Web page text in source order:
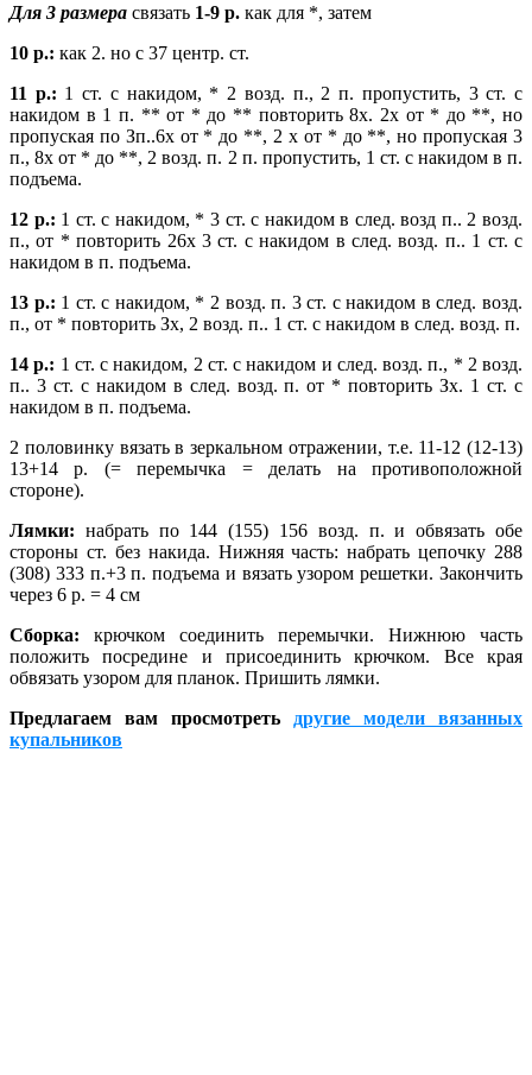
Для 3 размера связать 1-9 р. как для *, затем
10 р.: как 2. но с 37 центр. ст.
11 р.: 1 ст. с накидом, * 2 возд. п., 2 п. пропустить, 3 ст. с
накидом в 1 п. ** от * до ** повторить 8х. 2x oт * до **, но
пропуская по Зп..6х от * до **, 2 х от * до **, но пропуская 3
п., 8х от * до **, 2 возд. п. 2 п. пропустить, 1 ст. с накидом в п.
подъема.
12 р.: 1 ст. с накидом, * 3 ст. с накидом в след. возд п.. 2 возд.
п., от * повторить 26х 3 ст. с накидом в след. возд. п.. 1 ст. с
накидом в п. подъема.
13 р.: 1 ст. с накидом, * 2 возд. п. 3 ст. с накидом в след. возд.
п., от * повторить Зх, 2 возд. п.. 1 ст. с накидом в след. возд. п.
14 р.: 1 ст. с накидом, 2 ст. с накидом и след. возд. п., * 2 возд.
п.. 3 ст. с накидом в след. возд. п. от * повторить Зх. 1 ст. с
накидом в п. подъема.
2 половинку вязать в зеркальном отражении, т.е. 11-12 (12-13)
13+14 р. (= перемычка = делать на противоположной
стороне).
Лямки: набрать по 144 (155) 156 возд. п. и обвязать обе
стороны ст. без накида. Нижняя часть: набрать цепочку 288
(308) 333 п.+3 п. подъема и вязать узором решетки. Закончить
через 6 р. = 4 см
Сборка: крючком соединить перемычки. Нижнюю часть
положить посредине и присоединить крючком. Все края
обвязать узором для планок. Пришить лямки.
Предлагаем вам просмотреть другие модели вязанных
купальников